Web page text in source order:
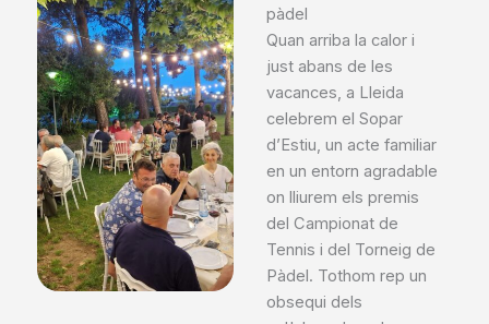
pàdel
Quan arriba la calor i
just abans de les
vacances, a Lleida
celebrem el Sopar
d’Estiu, un acte familiar
en un entorn agradable
on lliurem els premis
del Campionat de
Tennis i del Torneig de
Pàdel. Tothom rep un
obsequi dels